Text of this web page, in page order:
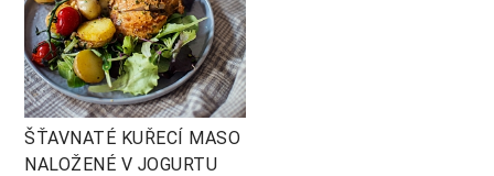
ŠŤAVNATÉ KUŘECÍ MASO
NALOŽENÉ V JOGURTU